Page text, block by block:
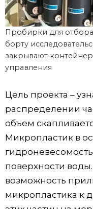
Пробирки для
борту
закрывают
управления
Цель проекта –
распределении
объем
Микропластик в
поверхности
возможность
микропластика к